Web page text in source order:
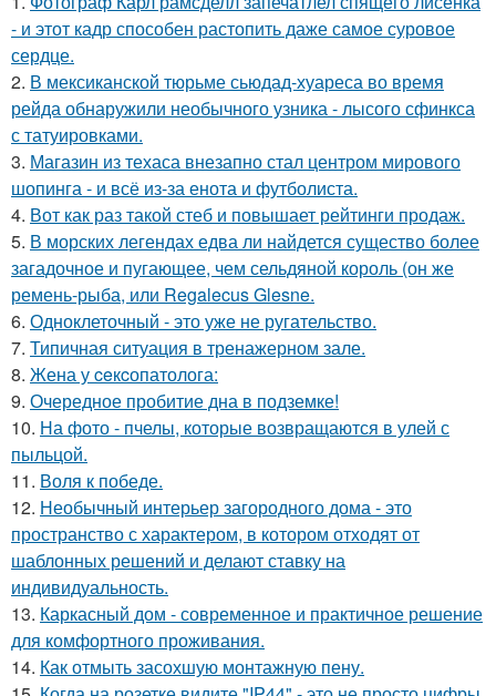
- и этот кадр способен растопить даже самое суровое
сердце.
2. В мексиканской тюрьме сьюдад-хуареса во время
рейда обнаружили необычного узника - лысого сфинкса
с татуировками.
3. Магазин из техаса внезапно стал центром мирового
шопинга - и всё из-за енота и футболиста.
4. Вот как раз такой стеб и повышает рейтинги продаж.
5. В морских легендах едва ли найдется существо более
загадочное и пугающее, чем сельдяной король (он же
ремень-рыба, или Regalecus Glesne.
6. Одноклеточный - это уже не ругательство.
7. Типичная ситуация в тренажерном зале.
8. Жена у ceкcопатолога:
9. Очередное пробитие дна в подземке!
10. На фото - пчелы, которые возвращаются в улей с
пыльцой.
11. Воля к победе.
12. Необычный интерьер загородного дома - это
пространство с характером, в котором отходят от
шаблонных решений и делают ставку на
индивидуальность.
13. Каркасный дом - современное и практичное решение
для комфортного проживания.
14. Как отмыть засохшую монтажную пену.